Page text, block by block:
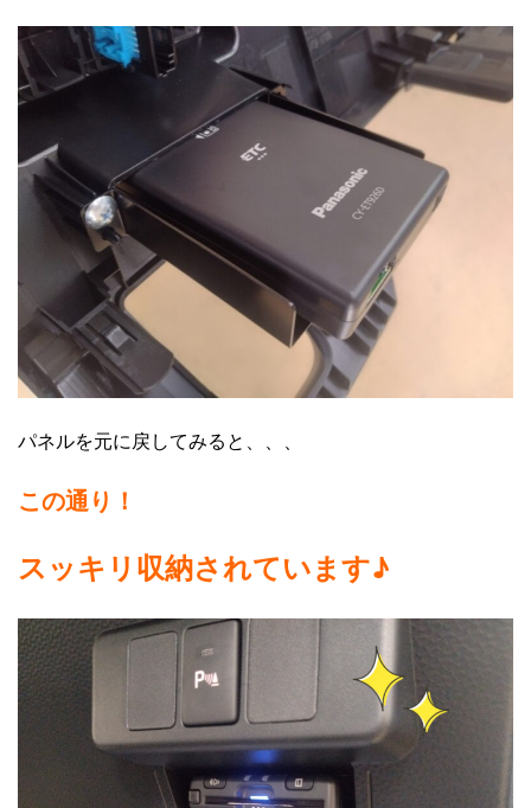
パネルを元に戻してみると、、、
この通り！
スッキリ収納されています♪